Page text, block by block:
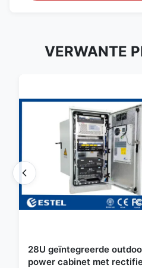
VERWANTE
28U geïntegreerde
power cabinet met